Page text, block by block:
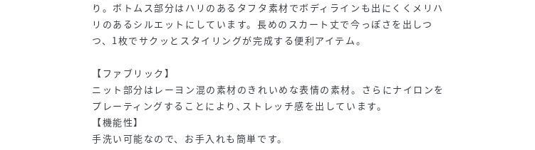
り。ボトムス部分はハリのあるタフタ素材でボディラインも出にくくメリハ
リのあるシルエットにしています。長めのスカート丈で今っぽさを出しつ
つ、1枚でサクッとスタイリングが完成する便利アイテム。
【ファブリック】
ニット部分はレーヨン混の素材のきれいめな表情の素材。さらにナイロンを
プレーティングすることにより､ストレッチ感を出しています。
【機能性】
手洗い可能なので、お手入れも簡単です。